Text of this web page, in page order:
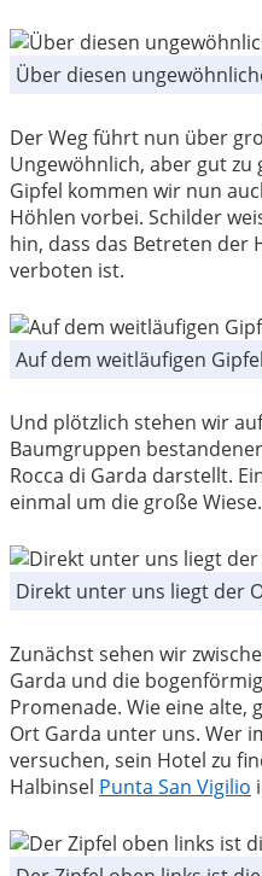
Über diesen
Der Weg führt nun über
Ungewöhnlich, aber gut zu
Gipfel kommen wir nun
Höhlen vorbei. Schilder
hin, dass das Betreten der
verboten ist.
Auf dem weitläufigen
Und plötzlich stehen wir
Baumgruppen
Rocca di Garda darstellt.
einmal um die große Wiese.
Direkt unter uns liegt der
Zunächst sehen wir
Garda und die
Promenade. Wie eine alte,
Ort Garda unter uns. Wer
versuchen, sein Hotel zu
Halbinsel Punta San Vigilio